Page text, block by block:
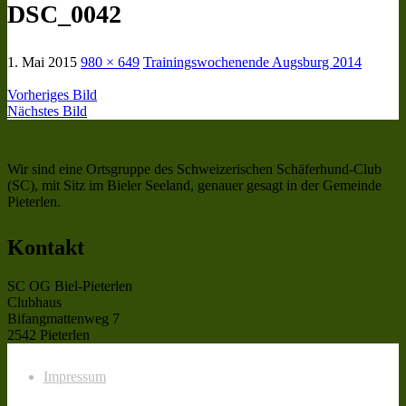
DSC_0042
1. Mai 2015 980 × 649 Trainingswochenende Augsburg 2014
Vorheriges Bild
Nächstes Bild
Wir sind eine Ortsgruppe des Schweizerischen Schäferhund-Club
(SC), mit Sitz im Bieler Seeland, genauer gesagt in der Gemeinde
Pieterlen.
Kontakt
SC OG Biel-Pieterlen
Clubhaus
Bifangmattenweg 7
2542 Pieterlen
Impressum